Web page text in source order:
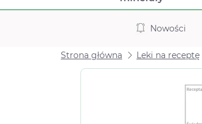
Nowości
Strona główna Leki na receptę